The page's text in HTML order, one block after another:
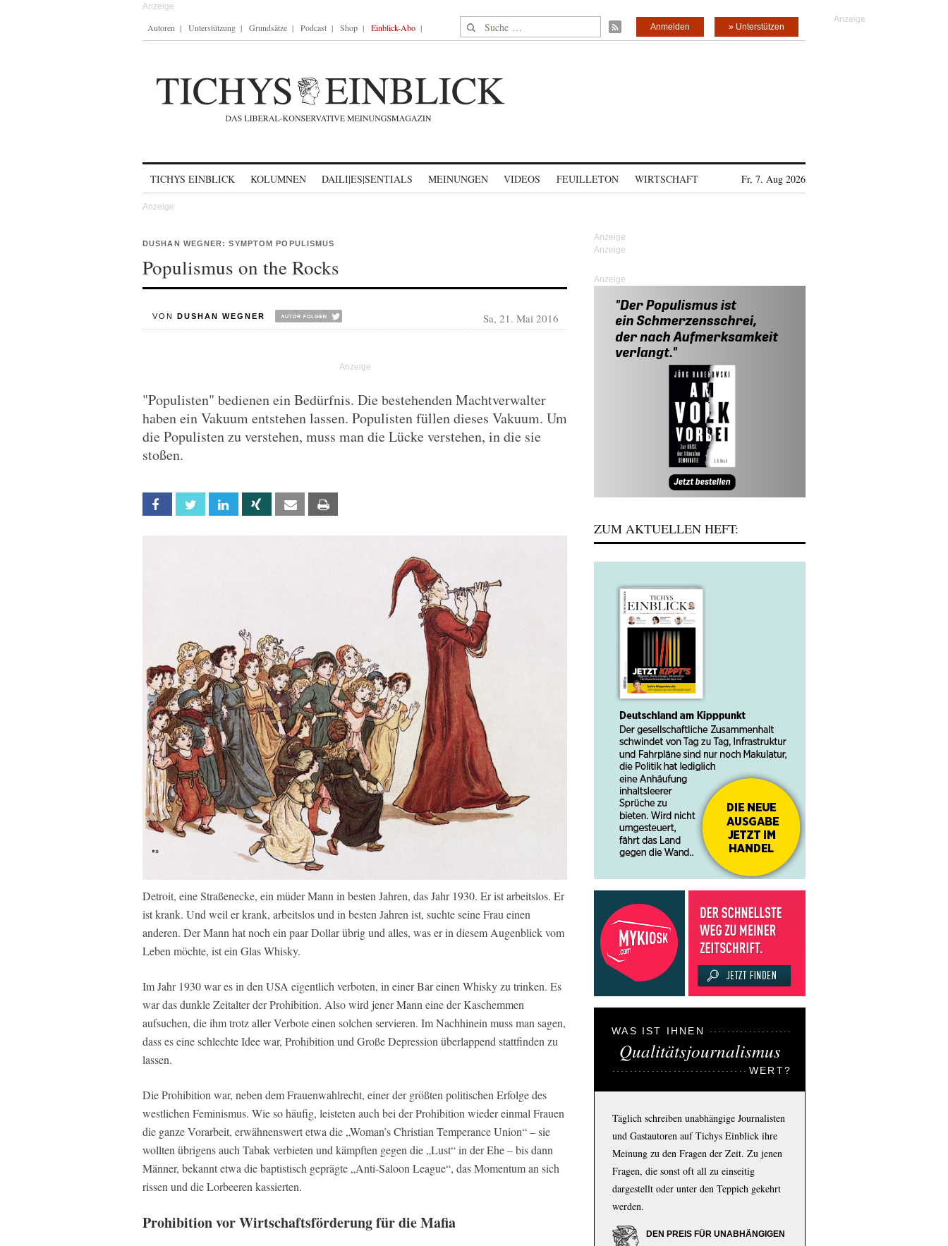
Autoren Unterstützung Grundsätze Podcast Shop Einblick-Abo Suche nach: » Unterstützen
Anmelden
TICHYS EINBLICK KOLUMNEN DAILI|ES|SENTIALS MEINUNGEN VIDEOS FEUILLETON WIRTSCHAFT Fr, 7. Aug 2026
DUSHAN WEGNER: SYMPTOM POPULISMUS
Populismus on the Rocks
VON DUSHAN WEGNER Sa, 21. Mai 2016
"Populisten" bedienen ein Bedürfnis. Die bestehenden Machtverwalter
haben ein Vakuum entstehen lassen. Populisten füllen dieses Vakuum. Um
die Populisten zu verstehen, muss man die Lücke verstehen, in die sie
stoßen.
Facebook Twitter Linkedin Xing Email
Detroit, eine Straßenecke, ein müder Mann in besten Jahren, das Jahr 1930. Er ist arbeitslos. Er
ist krank. Und weil er krank, arbeitslos und in besten Jahren ist, suchte seine Frau einen
anderen. Der Mann hat noch ein paar Dollar übrig und alles, was er in diesem Augenblick vom
Leben möchte, ist ein Glas Whisky.
Im Jahr 1930 war es in den USA eigentlich verboten, in einer Bar einen Whisky zu trinken. Es
war das dunkle Zeitalter der Prohibition. Also wird jener Mann eine der Kaschemmen
aufsuchen, die ihm trotz aller Verbote einen solchen servieren. Im Nachhinein muss man sagen,
dass es eine schlechte Idee war, Prohibition und Große Depression überlappend stattfinden zu
lassen.
Die Prohibition war, neben dem Frauenwahlrecht, einer der größten politischen Erfolge des
westlichen Feminismus. Wie so häufig, leisteten auch bei der Prohibition wieder einmal Frauen
die ganze Vorarbeit, erwähnenswert etwa die „Woman’s Christian Temperance Union“ – sie
wollten übrigens auch Tabak verbieten und kämpften gegen die „Lust“ in der Ehe – bis dann
Männer, bekannt etwa die baptistisch geprägte „Anti-Saloon League“, das Momentum an sich
rissen und die Lorbeeren kassierten.
Prohibition vor Wirtschaftsförderung für die Mafia
Anzeige
ZUM AKTUELLEN HEFT:
WAS IST IHNEN
Qualitätsjournalismus
WERT?
Täglich schreiben unabhängige Journalisten
und Gastautoren auf Tichys Einblick ihre
Meinung zu den Fragen der Zeit. Zu jenen
Fragen, die sonst oft all zu einseitig
dargestellt oder unter den Teppich gekehrt
werden.
DEN PREIS FÜR UNABHÄNGIGEN